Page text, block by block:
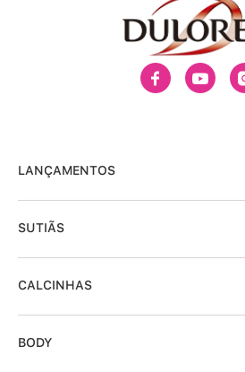
LANÇAMENTOS
SUTIÃS
CALCINHAS
BODY